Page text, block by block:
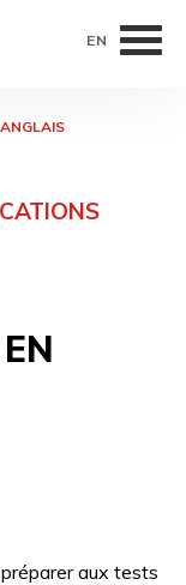
EN
aux tests